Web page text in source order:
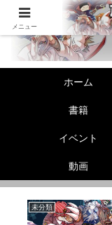
ホーム
書籍
イベント
動画
未分類
メニュー